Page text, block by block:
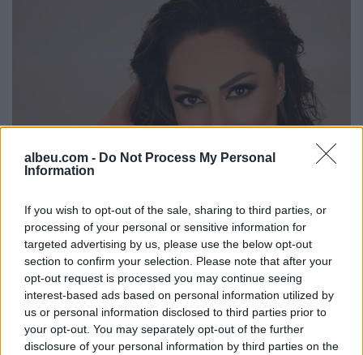
albeu.com - Do Not Process My Personal
Information
If you wish to opt-out of the sale, sharing to third parties, or
processing of your personal or sensitive information for
targeted advertising by us, please use the below opt-out
section to confirm your selection. Please note that after your
opt-out request is processed you may continue seeing
interest-based ads based on personal information utilized by
us or personal information disclosed to third parties prior to
your opt-out. You may separately opt-out of the further
disclosure of your personal information by third parties on the